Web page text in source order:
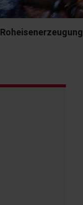
Roheisenerzeugung